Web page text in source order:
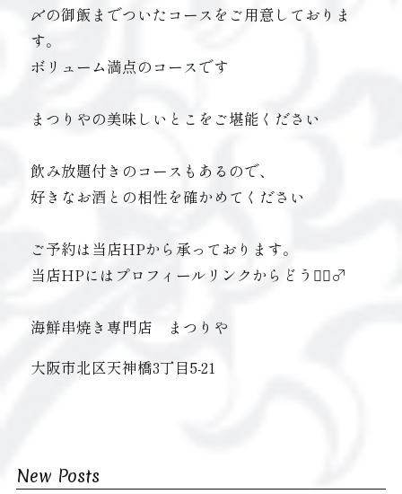
〆の御飯までついたコースをご用意しておりま
す。
ボリューム満点のコースです
まつりやの美味しいとこをご堪能ください
飲み放題付きのコースもあるので、
好きなお酒との相性を確かめてください
ご予約は当店HPから承っております。
当店HPにはプロフィールリンクからどうぞ🏻‍♂️
海鮮串焼き専門店 まつりや
大阪市北区天神橋3丁目5-21
New Posts